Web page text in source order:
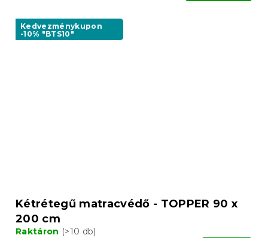
Kedvezménykupon
-10% "BTS10"
Kétrétegű matracvédő - TOPPER 90 x
200 cm
Raktáron (>10 db)